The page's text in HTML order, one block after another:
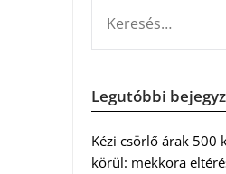
Legutóbbi
Kézi csörlő árak 500
körül: mekkora